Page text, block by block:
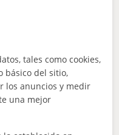
para la
empleo
entusiasmo,
tales como cookies,
básico del sitio,
los anuncios y medir
una mejor